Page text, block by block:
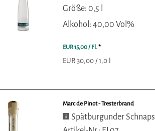
Größe: 0,5 l
Alkohol: 40,00 Vol%
EUR 15,00/ Fl.*
EUR 30,00 / 1,0 l
Marc de Pinot - Tresterbrand
Spätburgunder Schnaps